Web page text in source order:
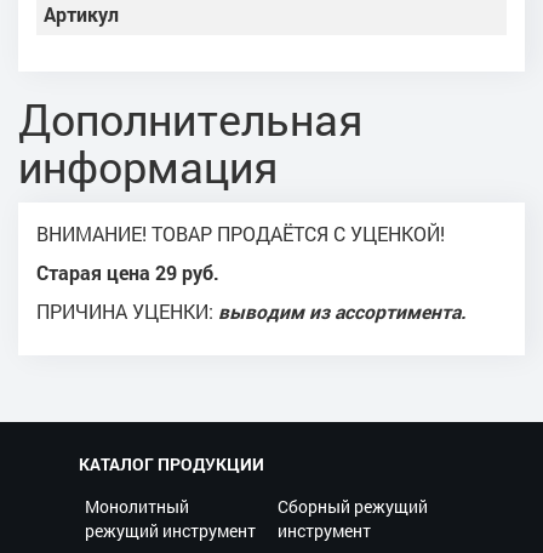
Артикул
Дополнительная
информация
ВНИМАНИЕ! ТОВАР ПРОДАЁТСЯ С УЦЕНКОЙ!
Старая цена 29 руб.
ПРИЧИНА УЦЕНКИ: выводим из ассортимента.
КАТАЛОГ ПРОДУКЦИИ
Монолитный
режущий инструмент
Сборный режущий
инструмент